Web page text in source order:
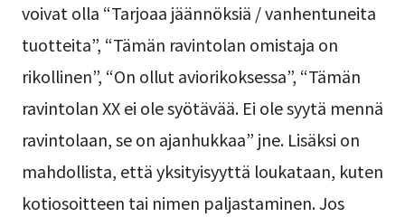
voivat olla “Tarjoaa jäännöksiä / vanhentuneita
tuotteita”, “Tämän ravintolan omistaja on
rikollinen”, “On ollut aviorikoksessa”, “Tämän
ravintolan XX ei ole syötävää. Ei ole syytä mennä
ravintolaan, se on ajanhukkaa” jne. Lisäksi on
mahdollista, että yksityisyyttä loukataan, kuten
kotiosoitteen tai nimen paljastaminen. Jos